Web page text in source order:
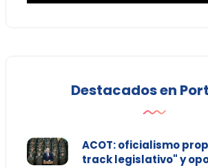
Destacados en
ACOT: oficialismo
track legislativo" y